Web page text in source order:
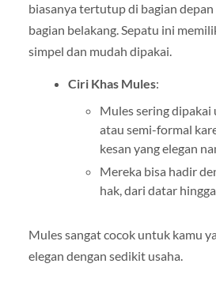
biasanya tertutup di bagian
bagian belakang. Sepatu ini
simpel dan mudah dipakai.
Ciri Khas Mules:
Mules sering dipakai
atau semi-formal
kesan yang elegan
Mereka bisa hadir
hak, dari datar
Mules sangat cocok untuk kamu
elegan dengan sedikit usaha.